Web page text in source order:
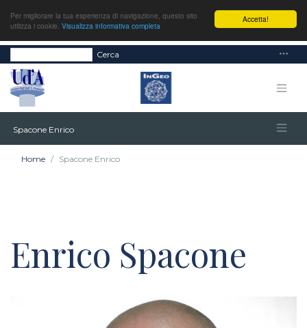
Accetta!
Per migliorare la tua esperienza di navigazione, questo sito
utilizza i cookie. Visualizza informativa completa
Cerca
Spacone Enrico
Home Spacone Enrico
Enrico Spacone